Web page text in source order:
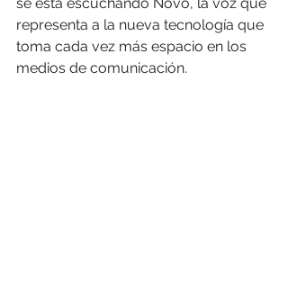
se está escuchando Novo, la voz que
representa a la nueva tecnología que
toma cada vez más espacio en los
medios de comunicación.